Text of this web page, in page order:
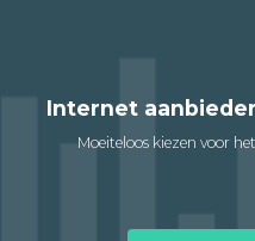
Internet
Moeiteloos kiezen voor